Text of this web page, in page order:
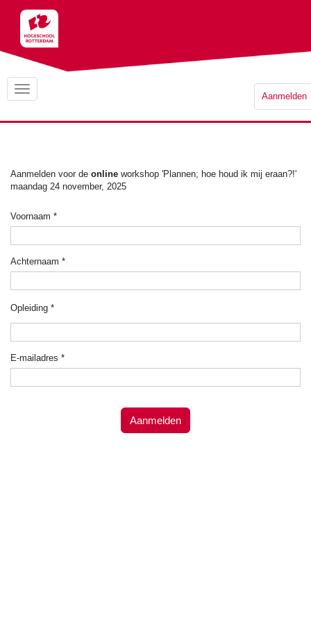
Aanmelden
Aanmelden voor de online workshop 'Plannen; hoe houd ik mij eraan?!'
maandag 24 november, 2025
Voornaam *
Achternaam *
Opleiding *
E-mailadres *
Aanmelden